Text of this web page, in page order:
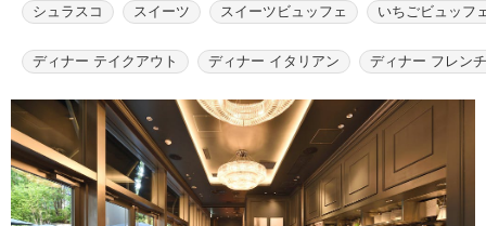
シュラスコ スイーツ スイーツビュッフェ いちごビュッフ
ディナー テイクアウト ディナー イタリアン ディナー フレンチ